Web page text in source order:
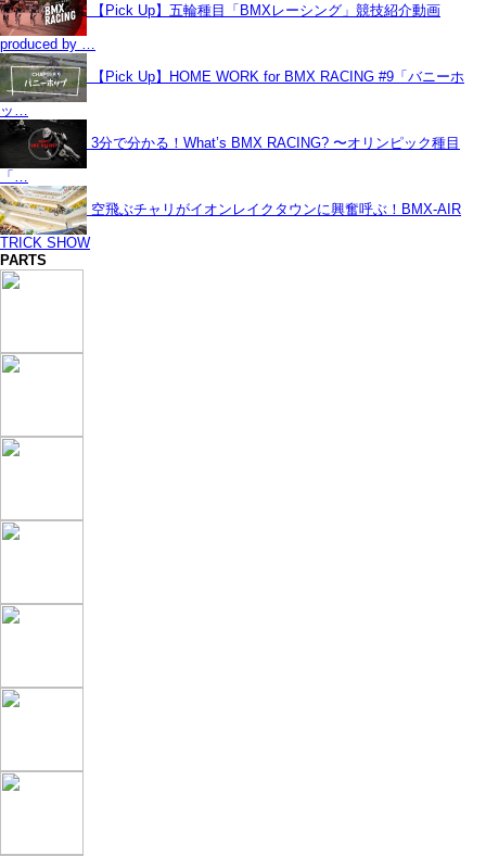
【Pick Up】五輪種目「BMXレーシング」競技紹介動画
produced by …
【Pick Up】HOME WORK for BMX RACING #9「バニーホ
ッ…
3分で分かる！What’s BMX RACING? 〜オリンピック種目
「…
空飛ぶチャリがイオンレイクタウンに興奮呼ぶ！BMX-AIR
TRICK SHOW
PARTS